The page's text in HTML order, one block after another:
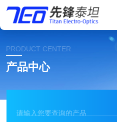
PRODUCT CENTER
产品中心